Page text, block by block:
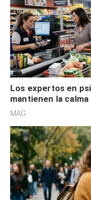
Los expertos en
mantienen la
cognitiva, gratitud
MAG.